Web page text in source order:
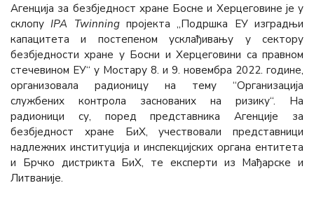
Агенција за безбједност хране Босне и Херцеговине је у
склопуIPA Twinningпројекта „Подршка ЕУ изградњи
капацитета и постепеном усклађивању у сектору
безбједности хране у Босни и Херцеговини са правном
стечевином ЕУ“ у Мостару 8. и 9. новембра 2022. године,
организoвала радионицу на тему “Организација
службених контрола заснованих на ризику“. На
радионици су, поред представника Агенције за
безбједност хране БиХ, учествовали представници
надлежних институција и инспекцијских органа ентитета
и Брчко дистрикта БиХ, те експерти из Мађарске и
Литваније.